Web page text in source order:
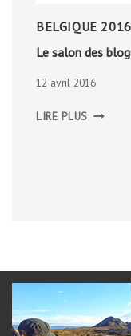
BELGIQUE 2016
Le salon des
12 avril 2016
LIRE PLUS SALON